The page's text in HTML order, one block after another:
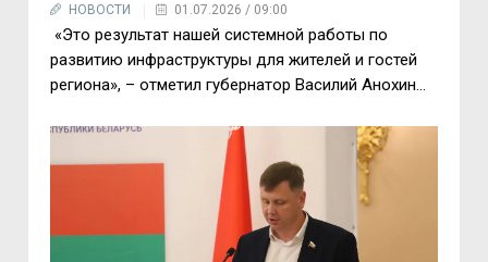
НОВОСТИ 01.07.2026 / 09:00
«Это результат нашей системной работы по
развитию инфраструктуры для жителей и гостей
региона», – отметил губернатор Василий Анохин...